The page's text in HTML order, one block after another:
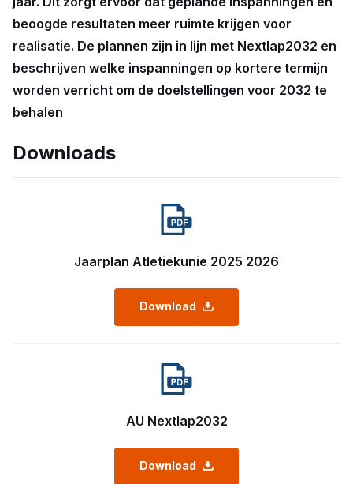
beoogde resultaten meer ruimte krijgen voor
realisatie. De plannen zijn in lijn met Nextlap2032 en
beschrijven welke inspanningen op kortere termijn
worden verricht om de doelstellingen voor 2032 te
behalen
Downloads
Jaarplan Atletiekunie 2025 2026
Download
AU Nextlap2032
Download